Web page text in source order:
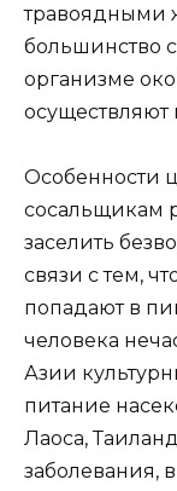
травоядными
большинство
организме
Особенности
сосальщикам
заселить
связи с тем,
попадают в
человека
Азии
питание
Лаоса,
заболевания,